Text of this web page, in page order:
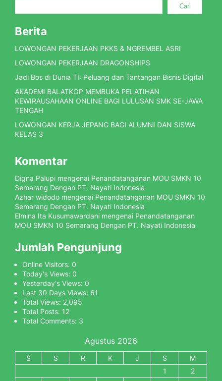
Cari
Berita
LOWONGAN PEKERJAAN PKKS & NGREMBEL ASRI
LOWONGAN PEKERJAAN DRAGONSHIPS
Jadi Bos di Dunia TI: Peluang dan Tantangan Bisnis Digital
AKADEMI BALATKOP MEMBUKA PELATIHAN
KEWIRAUSAHAAN ONLINE BAGI LULUSAN SMK SE-JAWA
TENGAH
LOWONGAN KERJA JEPANG BAGI ALUMNI DAN SISWA
KELAS 3
Komentar
Digna Palupi mengenai Penandatanganan MOU SMKN 10
Semarang Dengan PT. Nayati Indonesia
Azhar widodo mengenai Penandatanganan MOU SMKN 10
Semarang Dengan PT. Nayati Indonesia
Elmina Ita Kusumawardani mengenai Penandatanganan
MOU SMKN 10 Semarang Dengan PT. Nayati Indonesia
Jumlah Pengunjung
Online Visitors: 0
Today's Views: 0
Yesterday's Views: 0
Last 30 Days Views: 61
Total Views: 2,095
Total Posts: 12
Total Comments: 3
Agustus 2026
S S R K J S
M
1
2